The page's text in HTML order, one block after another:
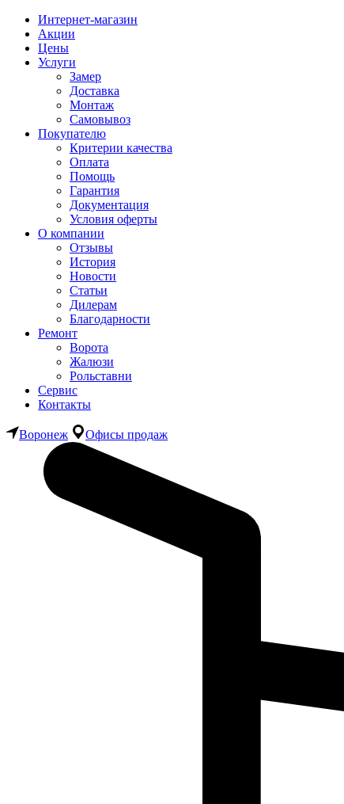
Интернет-магазин
Акции
Цены
Услуги
Замер
Доставка
Монтаж
Самовывоз
Покупателю
Критерии качества
Оплата
Помощь
Гарантия
Документация
Условия оферты
О компании
Отзывы
История
Новости
Статьи
Дилерам
Благодарности
Ремонт
Ворота
Жалюзи
Рольставни
Сервис
Контакты
Воронеж Офисы продаж